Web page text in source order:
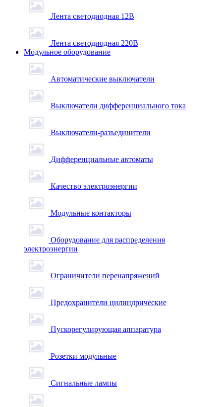
Лента светодиодная 12В
Лента светодиодная 220В
Модульное оборудование
Автоматические выключатели
Выключатели дифференциального тока
Выключатели-разъединители
Дифференциальные автоматы
Качество электроэнергии
Модульные контакторы
Оборудование для распределения
электроэнергии
Ограничители перенапряжений
Предохранители цилиндрические
Пускорегулирующая аппаратура
Розетки модульные
Сигнальные лампы